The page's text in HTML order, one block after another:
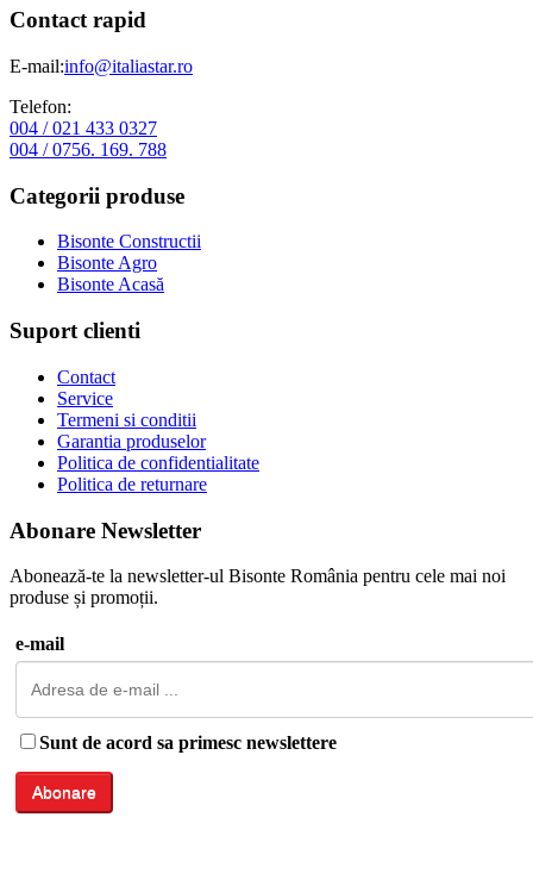
Contact rapid
E-mail:info@italiastar.ro
Telefon:
004 / 021 433 0327
004 / 0756. 169. 788
Categorii produse
Bisonte Constructii
Bisonte Agro
Bisonte Acasă
Suport clienti
Contact
Service
Termeni si conditii
Garantia produselor
Politica de confidentialitate
Politica de returnare
Abonare Newsletter
Abonează-te la newsletter-ul Bisonte România pentru cele mai noi
produse și promoții.
e-mail
Sunt de acord sa primesc newslettere